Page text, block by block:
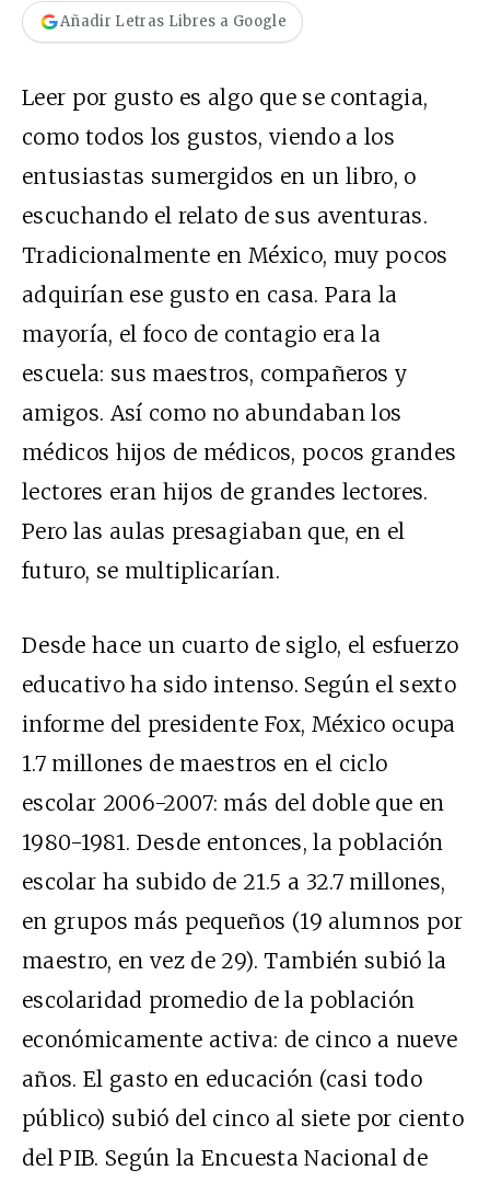
Añadir Letras Libres a Google
Leer por gusto es algo que se contagia,
como todos los gustos, viendo a los
entusiastas sumergidos en un libro, o
escuchando el relato de sus aventuras.
Tradicionalmente en México, muy pocos
adquirían ese gusto en casa. Para la
mayoría, el foco de contagio era la
escuela: sus maestros, compañeros y
amigos. Así como no abundaban los
médicos hijos de médicos, pocos grandes
lectores eran hijos de grandes lectores.
Pero las aulas presagiaban que, en el
futuro, se multiplicarían.
Desde hace un cuarto de siglo, el esfuerzo
educativo ha sido intenso. Según el sexto
informe del presidente Fox, México ocupa
1.7 millones de maestros en el ciclo
escolar 2006-2007: más del doble que en
1980-1981. Desde entonces, la población
escolar ha subido de 21.5 a 32.7 millones,
en grupos más pequeños (19 alumnos por
maestro, en vez de 29). También subió la
escolaridad promedio de la población
económicamente activa: de cinco a nueve
años. El gasto en educación (casi todo
público) subió del cinco al siete por ciento
del PIB. Según la Encuesta Nacional de